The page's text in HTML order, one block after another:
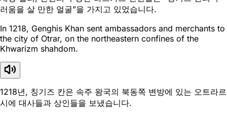
러움을 살 만한 얼굴”을 가지고 있었습니다.
In 1218, Genghis Khan sent ambassadors and merchants to
the city of Otrar, on the northeastern confines of the
Khwarizm shahdom.
1218년, 칭기즈 칸은 속주 왕국의 북동쪽 변방에 있는 오트라르
시에 대사들과 상인들을 보냈습니다.